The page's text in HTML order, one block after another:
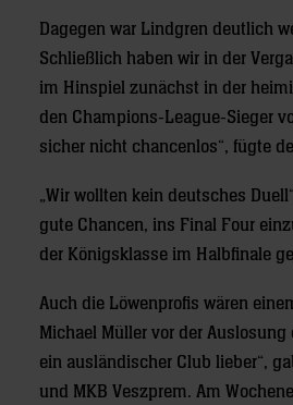
Dagegen war Lindgren deutlich
Schließlich haben wir in der
im Hinspiel zunächst in der
den Champions-League-Sieger
sicher nicht chancenlos“, fügte
„Wir wollten kein deutsches
gute Chancen, ins Final Four
der Königsklasse im Halbfinale
Auch die Löwenprofis wären
Michael Müller vor der
ein ausländischer Club lieber“,
und MKB Veszprem. Am